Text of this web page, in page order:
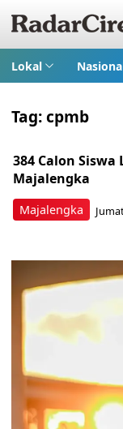
Lokal
Tag:cpmb
Majalengka
384 Calon Siswa
Majalengka